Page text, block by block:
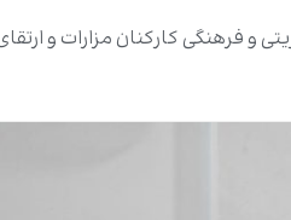
کارکنان مزارات و